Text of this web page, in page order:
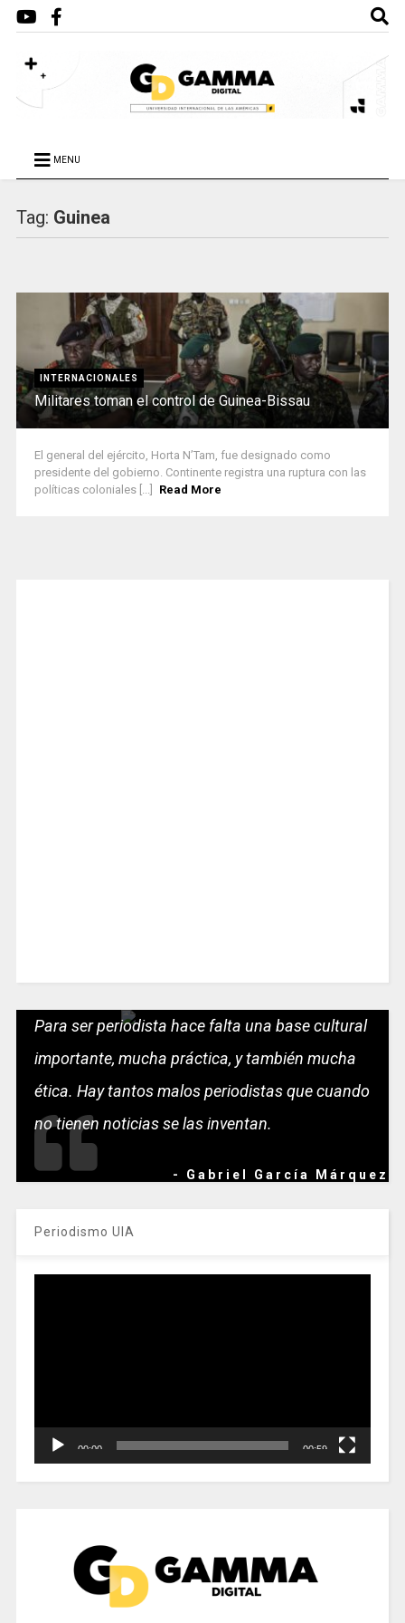
MENU
Tag: Guinea
INTERNACIONALES
Militares toman el control de Guinea-Bissau
El general del ejército, Horta N’Tam, fue designado como
presidente del gobierno. Continente registra una ruptura con las
políticas coloniales [...]
Read More
Para ser periodista hace falta una base cultural
importante, mucha práctica, y también mucha
ética. Hay tantos malos periodistas que cuando
no tienen noticias se las inventan.
- Gabriel García Márquez
Periodismo UIA
00:00 00:59